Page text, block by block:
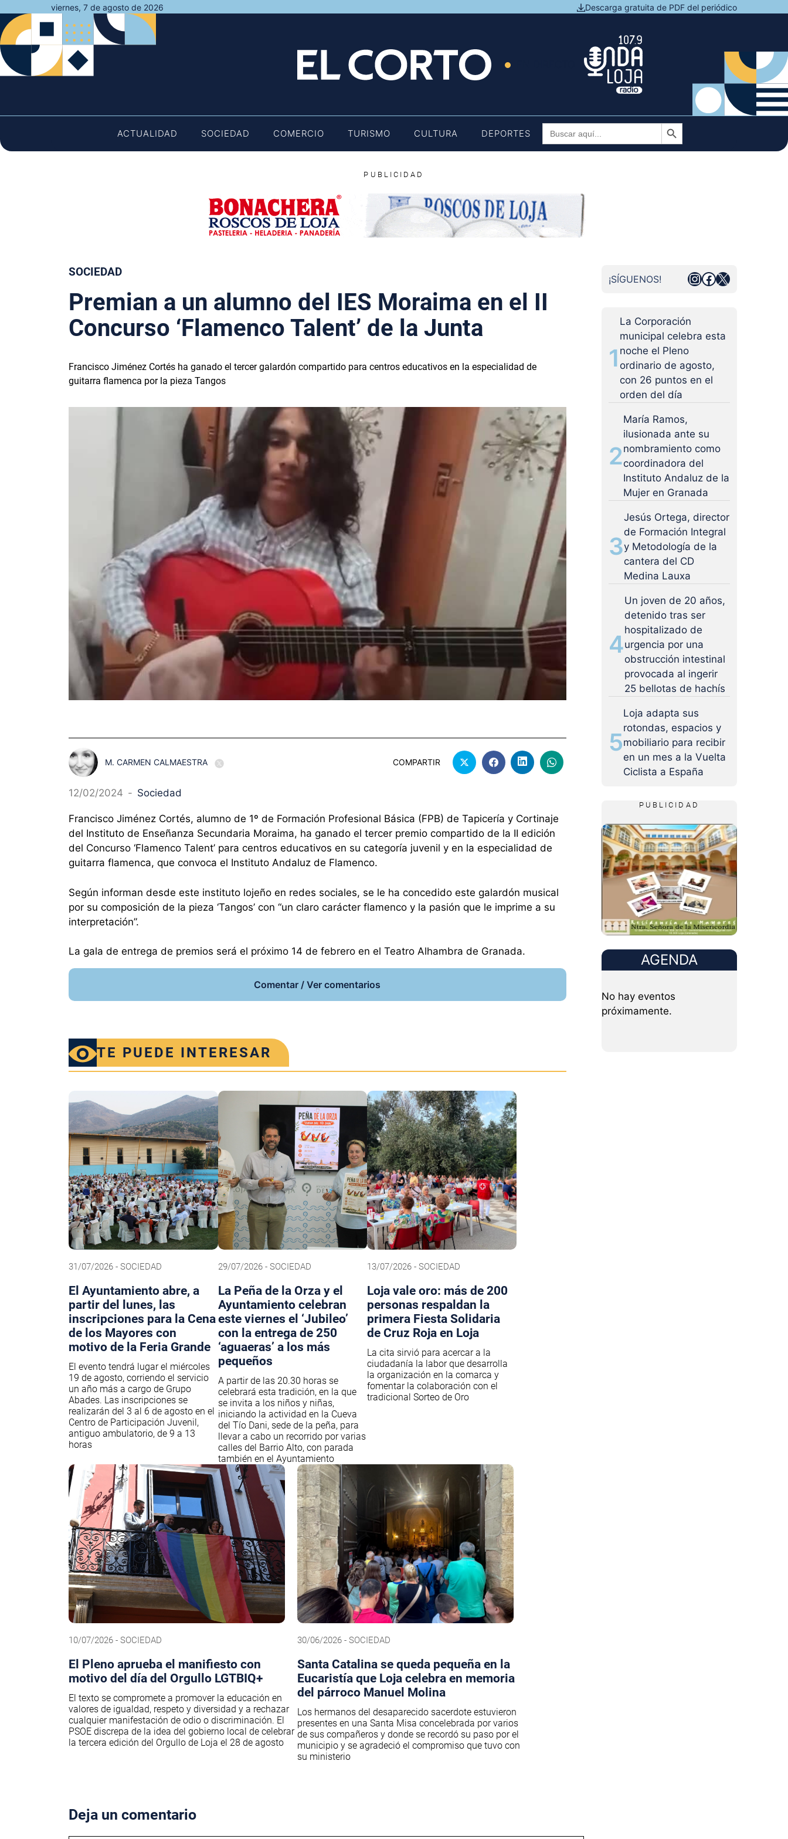
al
contenido
viernes, 7 de agosto de 2026 Descarga gratuita de PDF del periódico
ACTUALIDAD SOCIEDAD COMERCIO TURISMO CULTURA DEPORTES
Buscar: Botón de búsqueda
PUBLICIDAD
SOCIEDAD
Premian a un alumno del IES Moraima en el II
Concurso ‘Flamenco Talent’ de la Junta
Francisco Jiménez Cortés ha ganado el tercer galardón compartido para centros educativos en la especialidad de
guitarra flamenca por la pieza Tangos
M. CARMEN CALMAESTRA COMPARTIR
12/02/2024 - Sociedad
Francisco Jiménez Cortés, alumno de 1º de Formación Profesional Básica (FPB) de Tapicería y Cortinaje
del Instituto de Enseñanza Secundaria Moraima, ha ganado el tercer premio compartido de la II edición
del Concurso ‘Flamenco Talent’ para centros educativos en su categoría juvenil y en la especialidad de
guitarra flamenca, que convoca el Instituto Andaluz de Flamenco.
Según informan desde este instituto lojeño en redes sociales, se le ha concedido este galardón musical
por su composición de la pieza ‘Tangos’ con “un claro carácter flamenco y la pasión que le imprime a su
interpretación”.
La gala de entrega de premios será el próximo 14 de febrero en el Teatro Alhambra de Granada.
Comentar / Ver comentarios
TE PUEDE INTERESAR
31/07/2026 - SOCIEDAD
El Ayuntamiento abre, a
partir del lunes, las
inscripciones para la Cena
de los Mayores con
motivo de la Feria Grande
El evento tendrá lugar el miércoles
19 de agosto, corriendo el servicio
un año más a cargo de Grupo
Abades. Las inscripciones se
realizarán del 3 al 6 de agosto en el
Centro de Participación Juvenil,
antiguo ambulatorio, de 9 a 13
horas
29/07/2026 - SOCIEDAD
La Peña de la Orza y el
Ayuntamiento celebran
este viernes el ‘Jubileo’
con la entrega de 250
‘aguaeras’ a los más
pequeños
A partir de las 20.30 horas se
celebrará esta tradición, en la que
se invita a los niños y niñas,
iniciando la actividad en la Cueva
del Tío Dani, sede de la peña, para
llevar a cabo un recorrido por varias
calles del Barrio Alto, con parada
también en el Ayuntamiento
13/07/2026 - SOCIEDAD
Loja vale oro: más de 200
personas respaldan la
primera Fiesta Solidaria
de Cruz Roja en Loja
La cita sirvió para acercar a la
ciudadanía la labor que desarrolla
la organización en la comarca y
fomentar la colaboración con el
tradicional Sorteo de Oro
10/07/2026 - SOCIEDAD
El Pleno aprueba el manifiesto con
motivo del día del Orgullo LGTBIQ+
El texto se compromete a promover la educación en
valores de igualdad, respeto y diversidad y a rechazar
cualquier manifestación de odio o discriminación. El
PSOE discrepa de la idea del gobierno local de celebrar
la tercera edición del Orgullo de Loja el 28 de agosto
30/06/2026 - SOCIEDAD
Santa Catalina se queda pequeña en la
Eucaristía que Loja celebra en memoria
del párroco Manuel Molina
Los hermanos del desaparecido sacerdote estuvieron
presentes en una Santa Misa concelebrada por varios
de sus compañeros y donde se recordó su paso por el
municipio y se agradeció el compromiso que tuvo con
su ministerio
Deja un comentario
¡SÍGUENOS! Instagram
Facebook
X
1
La Corporación
municipal celebra esta
noche el Pleno
ordinario de agosto,
con 26 puntos en el
orden del día
2
María Ramos,
ilusionada ante su
nombramiento como
coordinadora del
Instituto Andaluz de la
Mujer en Granada
3
Jesús Ortega, director
de Formación Integral
y Metodología de la
cantera del CD
Medina Lauxa
4
Un joven de 20 años,
detenido tras ser
hospitalizado de
urgencia por una
obstrucción intestinal
provocada al ingerir
25 bellotas de hachís
5
Loja adapta sus
rotondas, espacios y
mobiliario para recibir
en un mes a la Vuelta
Ciclista a España
PUBLICIDAD
AGENDA
No hay eventos
próximamente.